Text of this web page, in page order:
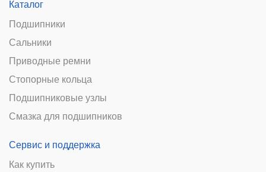
Каталог
Подшипники
Сальники
Приводные ремни
Стопорные кольца
Подшипниковые узлы
Смазка для подшипников
Сервис и поддержка
Как купить